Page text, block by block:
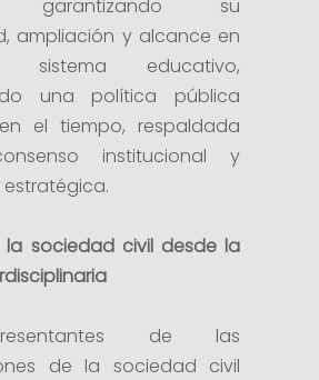
garantizando su
ampliación y alcance en
educativo,
una política pública
el tiempo, respaldada
institucional y
la sociedad civil desde la
de las
de la sociedad civil